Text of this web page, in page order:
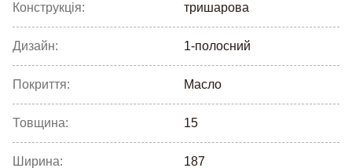
Конструкція: тришарова
Дизайн: 1-полосний
Покриття: Масло
Товщина: 15
Ширина: 187